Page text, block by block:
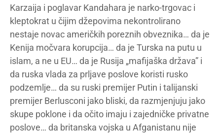
Karzaija i poglavar Kandahara je narko-trgovac i
kleptokrat u čijim džepovima nekontrolirano
nestaje novac američkih poreznih obveznika… da je
Kenija močvara korupcija… da je Turska na putu u
islam, a ne u EU… da je Rusija „mafijaška država” i
da ruska vlada za prljave poslove koristi rusko
podzemlje… da su ruski premijer Putin i talijanski
premijer Berlusconi jako bliski, da razmjenjuju jako
skupe poklone i da očito imaju i zajedničke privatne
poslove… da britanska vojska u Afganistanu nije